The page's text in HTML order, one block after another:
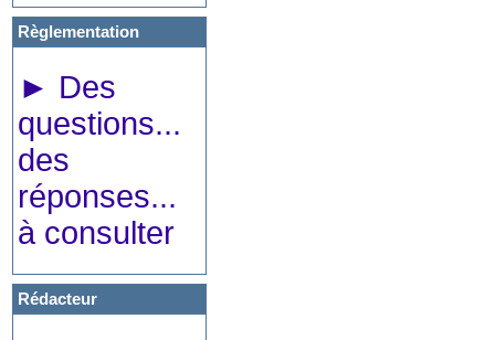
Règlementation
► Des
questions...
des
réponses...
à consulter
Rédacteur